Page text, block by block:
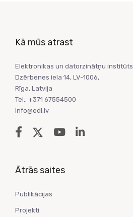
Kā mūs atrast
Elektronikas un datorzinātņu institūts
Dzērbenes iela 14, LV-1006,
Rīga, Latvija
Tel.: +371 67554500
info@edi.lv
Ātrās saites
Publikācijas
Projekti